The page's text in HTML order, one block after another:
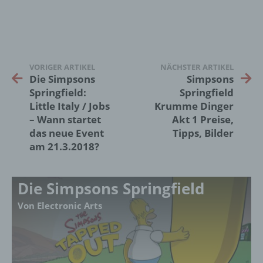
VORIGER ARTIKEL
Die Simpsons
Springfield:
Little Italy / Jobs
– Wann startet
das neue Event
am 21.3.2018?
NÄCHSTER ARTIKEL
Simpsons
Springfield
Krumme Dinger
Akt 1 Preise,
Tipps, Bilder
Die Simpsons Springfield
Von Electronic Arts
das Recht der Mitgliedstaaten vorgegeben,
so kann der Verantwortliche
beziehungsweise können die bestimmten
Kriterien seiner Benennung nach dem
Unionsrecht oder dem Recht der
Mitgliedstaaten vorgesehen werden.
Auftragsverarbeiter ist eine natürliche oder
juristische Person, Behörde, Einrichtung
oder andere Stelle, die personenbezogene
Daten im Auftrag des Verantwortlichen
verarbeitet.